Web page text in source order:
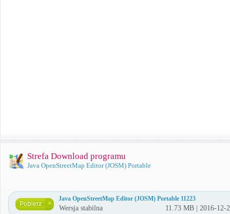
Strefa Download programu
Java OpenStreetMap Editor (JOSM) Portable
Java OpenStreetMap Editor (JOSM) Portable 11223
Wersja stabilna 11.73 MB | 2016-12-